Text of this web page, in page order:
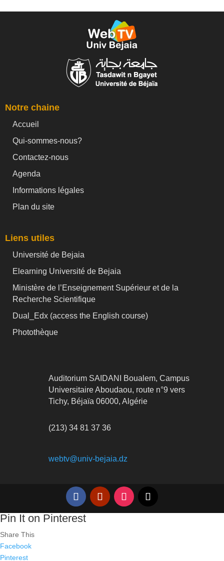
Notre chaine
Accueil
Qui-sommes-nous?
Contactez-nous
Agenda
Informations légales
Plan du site
Liens utiles
Université de Bejaia
Elearning Université de Bejaia
Ministère de l’Enseignement Supérieur et de la
Recherche Scientifique
Dual_Edx (access the English course)
Photothèque
Auditorium SAIDANI Boualem, Campus
Universitaire Aboudaou, route n°9 vers
Tichy, Béjaïa 06000, Algérie
(213) 34 81 37 36
webtv@univ-bejaia.dz
Pin It on Pinterest
Share This
Facebook
Pinterest